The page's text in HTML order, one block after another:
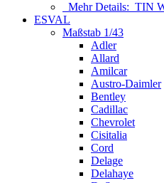
Mehr Details: TIN
ESVAL
Maßstab 1/43
Adler
Allard
Amilcar
Austro-Daimler
Bentley
Cadillac
Chevrolet
Cisitalia
Cord
Delage
Delahaye